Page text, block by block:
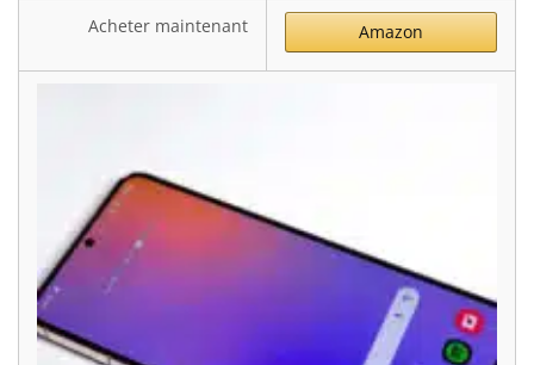
Acheter maintenant Amazon